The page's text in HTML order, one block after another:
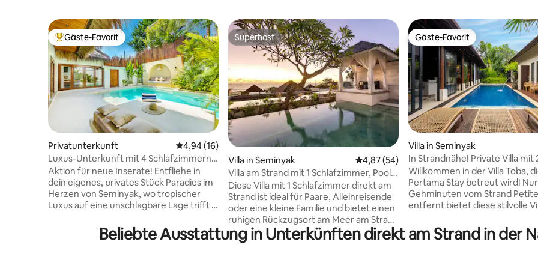
Beliebter Gäste-Favorit.
Gäste-Favorit
Privatunterkunft Durchschnittliche Bewertung: 4,94 von 5, 16 Bewertungen
4,94 (16)
Luxus-Unterkunft mit 4 Schlafzimmern,
tropische Oase, riesiger Pool, zu Fuß zum
Strand
Aktion für neue Inserate! Entfliehe in
dein eigenes, privates Stück Paradies im
Herzen von Seminyak, wo tropischer
Luxus auf eine unschlagbare Lage trifft –
Bali gemeinsam in Komfort und
Privatsphäre genießen möchten. Diese
Superhost
Superhost
Villa in Seminyak Durchschnittliche Bewertung: 4,87 von 5,
4,87 (54)
Villa am Strand mit 1 Schlafzimmer, Pool
und Meerblick
Diese Villa mit 1 Schlafzimmer direkt am
Strand ist ideal für Paare, Alleinreisende
oder eine kleine Familie und bietet einen
ruhigen Rückzugsort am Meer am Strand
von Batu Belig. Die Villa mit Meerblick,
einem privaten Pool und einem Pavillon
Gäste-Favorit
Gäste-Favorit
Villa in Seminyak
In Strandnähe! Private Villa mit
Schlafzimmern und Pool in
Willkommen in der Villa Toba,
Pertama Stay betreut wird! Nur 2
Gehminuten vom Strand
entfernt bietet diese stilvolle
einen privaten Pool, einen
Garten und Sonnenliegen für
Beliebte Ausstattung in Unterkünften direkt am Strand in der